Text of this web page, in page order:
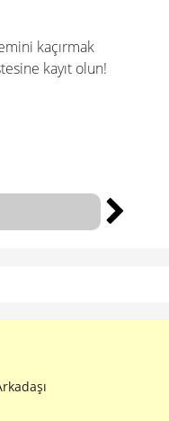
kaçırmak
kayıt olun!